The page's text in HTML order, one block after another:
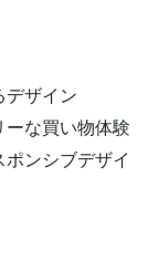
ザイン
な買い物体験
ンシブデザイ